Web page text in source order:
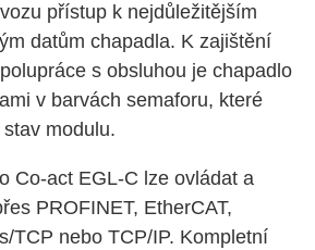
přístup k nejdůležitějším
datům chapadla. K zajištění
s obsluhou je chapadlo
v barvách semaforu, které
modulu.
Co-act EGL-C lze ovládat a
PROFINET, EtherCAT,
TCP nebo TCP/IP. Kompletní